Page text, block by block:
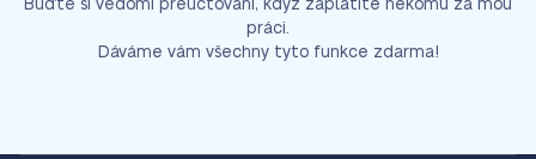
Buďte si vědomi přeúčtování, když zaplatíte někomu za mou
práci.
Dáváme vám všechny tyto funkce zdarma!